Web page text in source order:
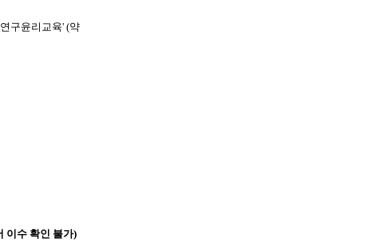
구윤리교육' (약
이수 확인 불가)